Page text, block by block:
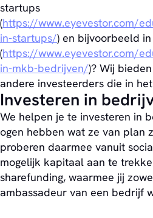
startups
(https://www.eyevestor.com/
in-startups/) en bijvoorbeeld
(https://www.eyevestor.com/
in-mkb-bedrijven/)? Wij
andere investeerders die in
Investeren in
We helpen je te investeren in
ogen hebben wat ze van plan
proberen daarmee vanuit
mogelijk kapitaal aan te
sharefunding, waarmee jij
ambassadeur van een bedrijf